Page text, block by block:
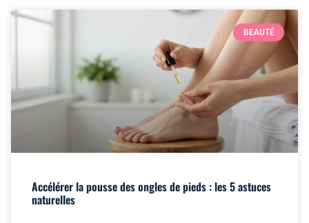
BEAUTÉ
Accélérer la pousse des ongles de pieds : les 5 astuces
naturelles